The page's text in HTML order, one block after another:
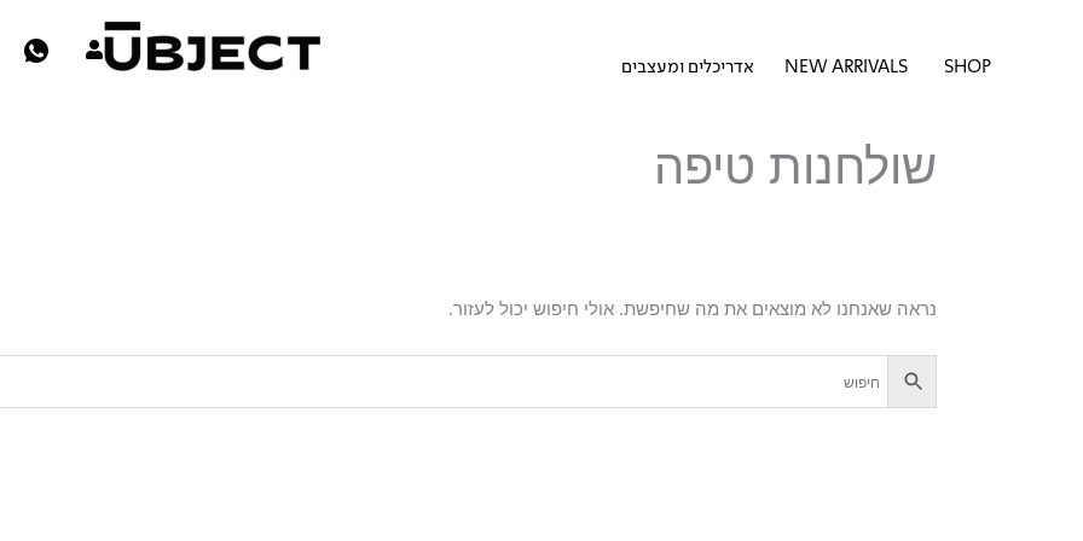
SHOP פתח SHOPNEW ARRIVALS אדריכלים ומעצבים
שולחנות טיפה
נראה שאנחנו לא מוצאים את מה שחיפשת. אולי חיפוש יכול לעזור.